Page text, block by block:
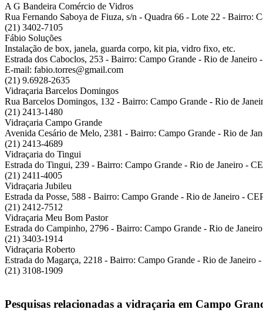
A G Bandeira Comércio de Vidros
Rua Fernando Saboya de Fiuza, s/n - Quadra 66 - Lote 22 - Bairro:
(21) 3402-7105
Fábio Soluções
Instalação de box, janela, guarda corpo, kit pia, vidro fixo, etc.
Estrada dos Caboclos, 253 - Bairro: Campo Grande - Rio de Janeiro
E-mail: fabio.torres@gmail.com
(21) 9.6928-2635
Vidraçaria Barcelos Domingos
Rua Barcelos Domingos, 132 - Bairro: Campo Grande - Rio de
(21) 2413-1480
Vidraçaria Campo Grande
Avenida Cesário de Melo, 2381 - Bairro: Campo Grande - Rio de
(21) 2413-4689
Vidraçaria do Tingui
Estrada do Tingui, 239 - Bairro: Campo Grande - Rio de Janeiro -
(21) 2411-4005
Vidraçaria Jubileu
Estrada da Posse, 588 - Bairro: Campo Grande - Rio de Janeiro -
(21) 2412-7512
Vidraçaria Meu Bom Pastor
Estrada do Campinho, 2796 - Bairro: Campo Grande - Rio de
(21) 3403-1914
Vidraçaria Roberto
Estrada do Magarça, 2218 - Bairro: Campo Grande - Rio de Janeiro
(21) 3108-1909
Pesquisas relacionadas a vidraçaria em Campo